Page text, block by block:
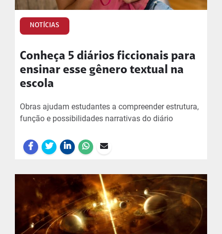
NOTÍCIAS
Conheça 5 diários ficcionais para
ensinar esse gênero textual na
escola
Obras ajudam estudantes a compreender estrutura,
função e possibilidades narrativas do diário